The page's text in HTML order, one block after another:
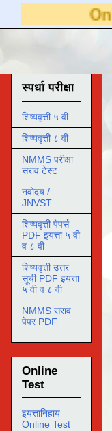
Online अभ्यास
स्पर्धा परीक्षा
शिष्यवृत्ती ५ वी
शिष्यवृत्ती ८ वी
NMMS परीक्षा
सराव टेस्ट
नवोदय /
JNVST
शिष्यवृत्ती पेपर्स
PDF इयत्ता ५ वी
व ८ वी
शिष्यवृत्ती उत्तर
सूची PDF इयत्ता
५ वी व ८ वी
NMMS सराव
पेपर PDF
Online
Test
इयत्तानिहाय
Online Test